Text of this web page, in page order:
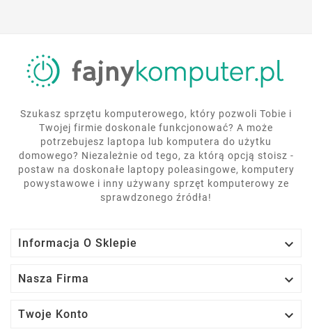
Szukasz sprzętu komputerowego, który pozwoli Tobie i
Twojej firmie doskonale funkcjonować? A może
potrzebujesz laptopa lub komputera do użytku
domowego? Niezależnie od tego, za którą opcją stoisz -
postaw na doskonałe laptopy poleasingowe, komputery
powystawowe i inny używany sprzęt komputerowy ze
sprawdzonego źródła!
Informacja O Sklepie 
Nasza Firma 
Twoje Konto 